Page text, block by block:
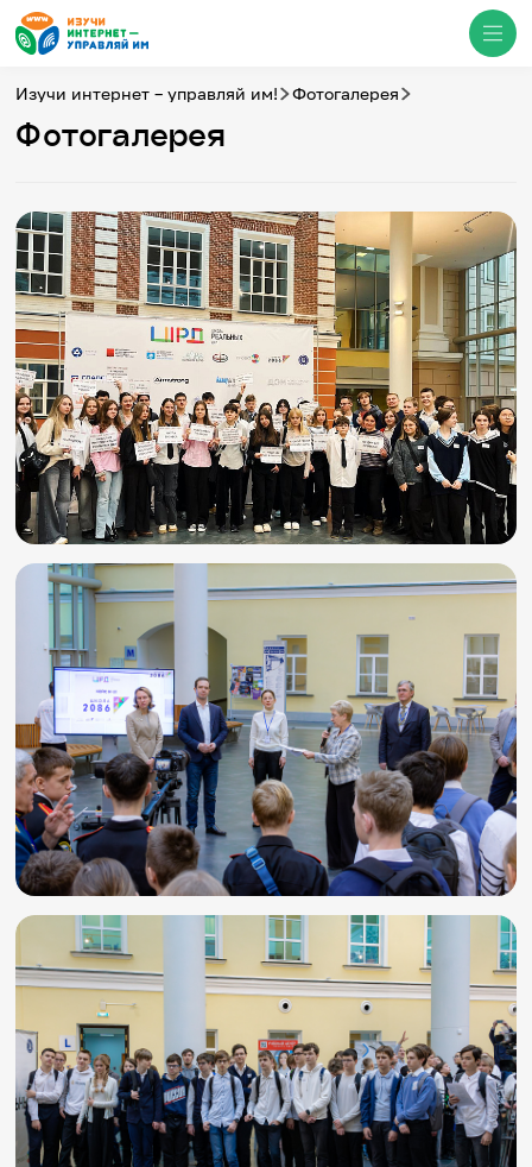
О проекте
Новости
Фотогалерея
Видео
Инфографики
Презентации
Кибершкола
Итоги событий
Личный кабинет
English
События
Итоги событий
Игры и тренажеры
Игра «Знания»
Знания в тестах
Викторина
Словарь
Настолка
Памятки
Комиксы
Стихи
Педагогам
Школа наставников
IT-урок
Методика
Секреты кода
Незрячим
English
Регистрация Вход
Задать вопрос
Изучи интернет – управляй им! Фотогалерея
Фотогалерея